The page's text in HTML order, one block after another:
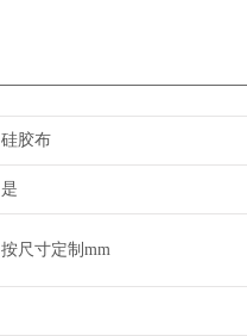
硅胶布
是
按尺寸定制mm